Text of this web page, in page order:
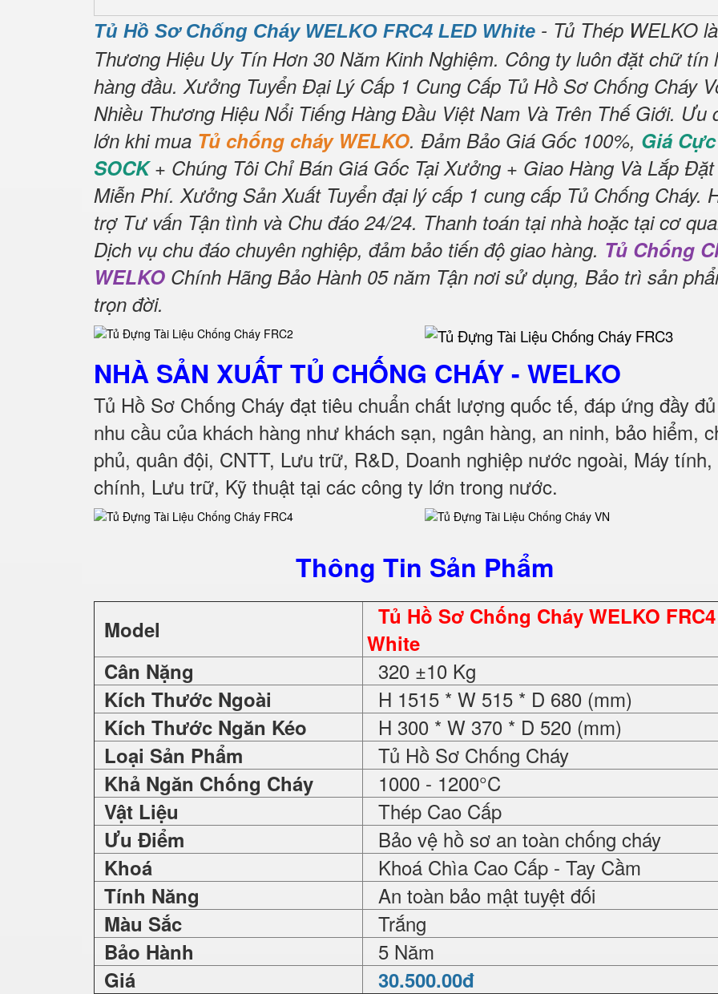
Tủ Hồ Sơ Chống Cháy WELKO FRC4 LED White - Tủ Thép WELKO là
Thương Hiệu Uy Tín Hơn 30 Năm Kinh Nghiệm. Công ty luôn đặt chữ tín
hàng đầu. Xưởng Tuyển Đại Lý Cấp 1 Cung Cấp Tủ Hồ Sơ Chống Cháy
Nhiều Thương Hiệu Nổi Tiếng Hàng Đầu Việt Nam Và Trên Thế Giới. Ưu
lớn khi mua Tủ chống cháy WELKO. Đảm Bảo Giá Gốc 100%, Giá Cực
SOCK+ Chúng Tôi Chỉ Bán Giá Gốc Tại Xưởng + Giao Hàng Và Lắp Đặt
Miễn Phí. Xưởng Sản Xuất Tuyển đại lý cấp 1 cung cấp Tủ Chống Cháy.
trợ Tư vấn Tận tình và Chu đáo 24/24. Thanh toán tại nhà hoặc tại cơ
Dịch vụ chu đáo chuyên nghiệp, đảm bảo tiến độ giao hàng. Tủ Chống
WELKO Chính Hãng Bảo Hành 05 năm Tận nơi sử dụng, Bảo trì sản
trọn đời.
NHÀ SẢN XUẤT TỦ CHỐNG CHÁY- WELKO
Tủ Hồ Sơ Chống Cháy đạt tiêu chuẩn chất lượng quốc tế, đáp ứng đầy
nhu cầu của khách hàng như khách sạn, ngân hàng, an ninh, bảo hiểm,
phủ, quân đội, CNTT, Lưu trữ, R&D, Doanh nghiệp nước ngoài, Máy tính,
chính, Lưu trữ, Kỹ thuật tại các công ty lớn trong nước.
Thông Tin Sản Phẩm
Model
Tủ Hồ Sơ Chống Cháy WELKO
White
Cân Nặng
320 ±10 Kg
Kích Thước Ngoài H 1515 * W 515 * D 680 (mm)
Kích Thước Ngăn Kéo H 300 * W 370 * D 520 (mm)
Loại Sản Phẩm Tủ Hồ Sơ Chống Cháy
Khả Ngăn Chống Cháy 1000 - 1200°C
Vật Liệu Thép Cao Cấp
Ưu Điểm Bảo vệ hồ sơ an toàn chống cháy
Khoá Khoá Chìa Cao Cấp - Tay Cầm
Tính Năng An toàn bảo mật tuyệt đối
Màu Sắc Trắng
Bảo Hành 5 Năm
Giá 30.500.00đ